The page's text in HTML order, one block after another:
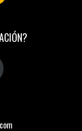
?